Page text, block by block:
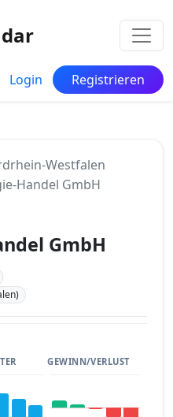
Login Registrieren
Westfalen
Handel GmbH
GmbH
GEWINN/VERLUST